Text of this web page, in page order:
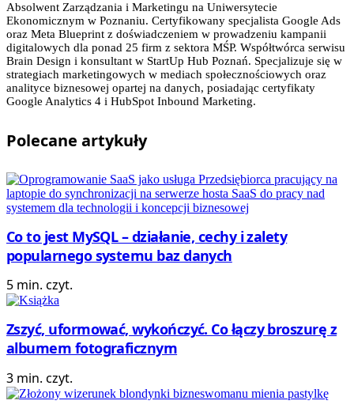
Absolwent Zarządzania i Marketingu na Uniwersytecie
Ekonomicznym w Poznaniu. Certyfikowany specjalista Google Ads
oraz Meta Blueprint z doświadczeniem w prowadzeniu kampanii
digitalowych dla ponad 25 firm z sektora MŚP. Współtwórca serwisu
Brain Design i konsultant w StartUp Hub Poznań. Specjalizuje się w
strategiach marketingowych w mediach społecznościowych oraz
analityce biznesowej opartej na danych, posiadając certyfikaty
Google Analytics 4 i HubSpot Inbound Marketing.
Polecane artykuły
Co to jest MySQL – działanie, cechy i zalety
popularnego systemu baz danych
5 min. czyt.
Zszyć, uformować, wykończyć. Co łączy broszurę z
albumem fotograficznym
3 min. czyt.